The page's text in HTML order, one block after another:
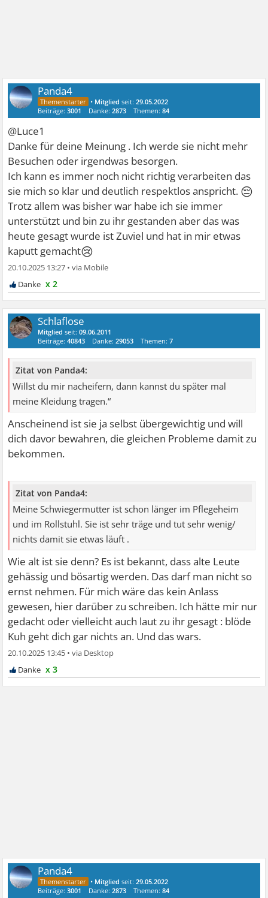
Panda4
• Mitglied seit:29.05.2022
Beiträge:3001 Danke:2873 Themen:84
@Luce1
Danke für deine Meinung . Ich werde sie nicht mehr
Besuchen oder irgendwas besorgen.
Ich kann es immer noch nicht richtig verarbeiten das
sie mich so klar und deutlich respektlos anspricht. 😔
Trotz allem was bisher war habe ich sie immer
unterstützt und bin zu ihr gestanden aber das was
heute gesagt wurde ist Zuviel und hat in mir etwas
kaputt gemacht😢
20.10.2025 13:27 •
x 2
Schlaflose
Mitglied seit:09.06.2011
Beiträge:40843 Danke:29053 Themen:7
Zitat von Panda4:
Willst du mir nacheifern, dann kannst du später mal
meine Kleidung tragen.“
Anscheinend ist sie ja selbst übergewichtig und will
dich davor bewahren, die gleichen Probleme damit zu
bekommen.
Zitat von Panda4:
Meine Schwiegermutter ist schon länger im Pflegeheim
und im Rollstuhl. Sie ist sehr träge und tut sehr wenig/
nichts damit sie etwas läuft .
Wie alt ist sie denn? Es ist bekannt, dass alte Leute
gehässig und bösartig werden. Das darf man nicht so
ernst nehmen. Für mich wäre das kein Anlass
gewesen, hier darüber zu schreiben. Ich hätte mir nur
gedacht oder vielleicht auch laut zu ihr gesagt : blöde
Kuh geht dich gar nichts an. Und das wars.
20.10.2025 13:45 •
x 3
Panda4
• Mitglied seit:29.05.2022
Beiträge:3001 Danke:2873 Themen:84